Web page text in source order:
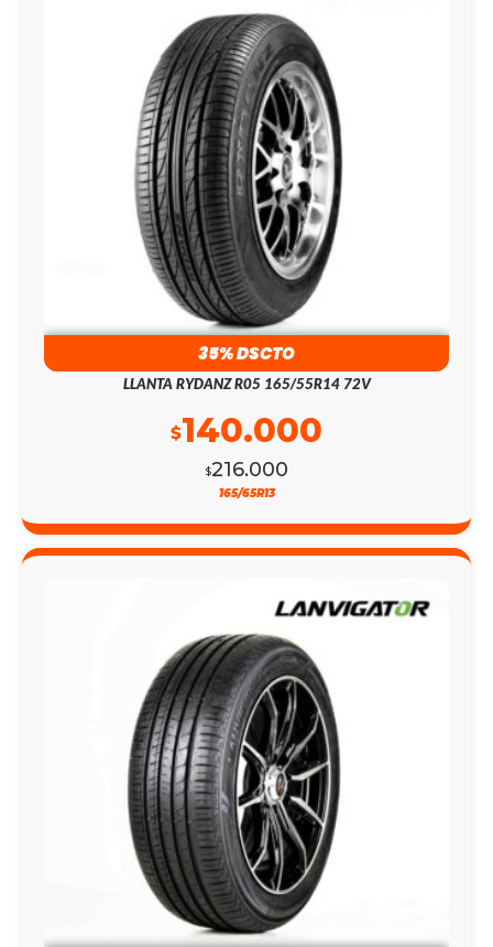
35% DSCTO
LLANTA RYDANZ R05 165/55R14 72V
$216.000
$140.000
165/65R13